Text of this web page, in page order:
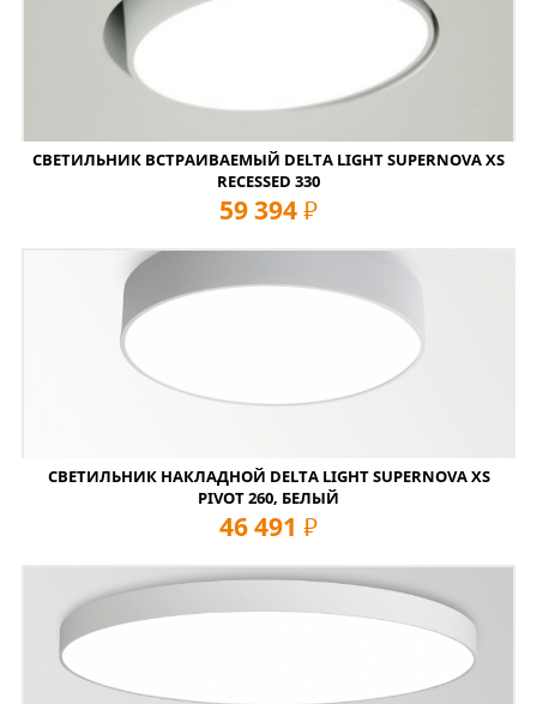
СВЕТИЛЬНИК ВСТРАИВАЕМЫЙ DELTA LIGHT SUPERNOVA XS
RECESSED 330
59 394 руб
СВЕТИЛЬНИК НАКЛАДНОЙ DELTA LIGHT SUPERNOVA XS
PIVOT 260, БЕЛЫЙ
46 491 руб